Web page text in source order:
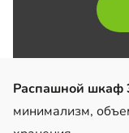
Распашной шкаф
минимализм,